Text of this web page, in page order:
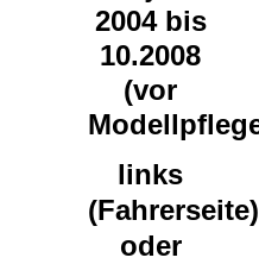
2004bis
10.2008
(vor
links
(Fahrerseite)
oder